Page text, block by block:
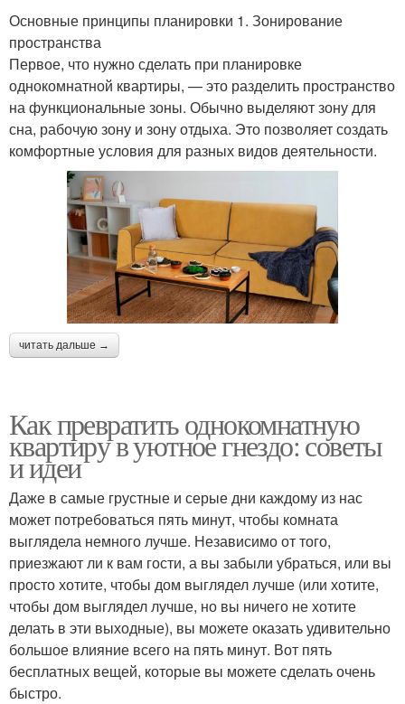
Основные принципы планировки 1. Зонирование
пространства
Первое, что нужно сделать при планировке
однокомнатной квартиры, — это разделить пространство
на функциональные зоны. Обычно выделяют зону для
сна, рабочую зону и зону отдыха. Это позволяет создать
комфортные условия для разных видов деятельности.
читать дальше →
Как превратить однокомнатную
квартиру в уютное гнездо: советы
и идеи
Даже в самые грустные и серые дни каждому из нас
может потребоваться пять минут, чтобы комната
выглядела немного лучше. Независимо от того,
приезжают ли к вам гости, а вы забыли убраться, или вы
просто хотите, чтобы дом выглядел лучше (или хотите,
чтобы дом выглядел лучше, но вы ничего не хотите
делать в эти выходные), вы можете оказать удивительно
большое влияние всего на пять минут. Вот пять
бесплатных вещей, которые вы можете сделать очень
быстро.